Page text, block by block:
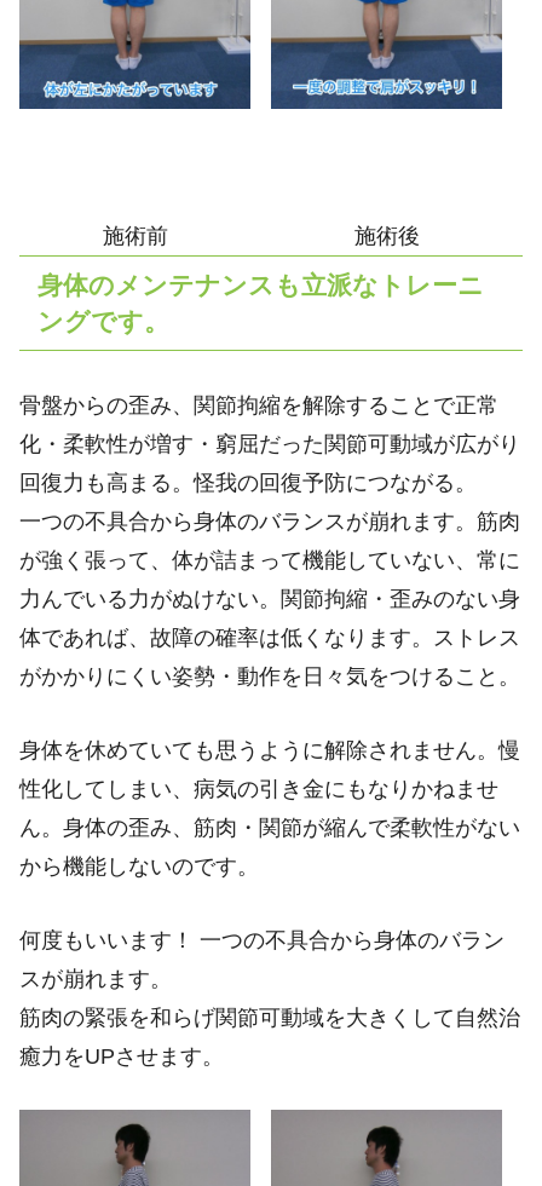
施術前 施術後
身体のメンテナンスも立派なトレーニ
ングです。
骨盤からの歪み、関節拘縮を解除することで正常
化・柔軟性が増す・窮屈だった関節可動域が広がり
回復力も高まる。怪我の回復予防につながる。
一つの不具合から身体のバランスが崩れます。筋肉
が強く張って、体が詰まって機能していない、常に
力んでいる力がぬけない。関節拘縮・歪みのない身
体であれば、故障の確率は低くなります。ストレス
がかかりにくい姿勢・動作を日々気をつけること。
身体を休めていても思うように解除されません。慢
性化してしまい、病気の引き金にもなりかねませ
ん。身体の歪み、筋肉・関節が縮んで柔軟性がない
から機能しないのです。
何度もいいます！ 一つの不具合から身体のバラン
スが崩れます。
筋肉の緊張を和らげ関節可動域を大きくして自然治
癒力をUPさせます。